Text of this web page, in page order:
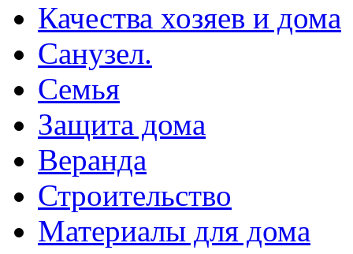
Качества хозяев и дома
Санузел.
Семья
Защита дома
Веранда
Строительство
Материалы для дома